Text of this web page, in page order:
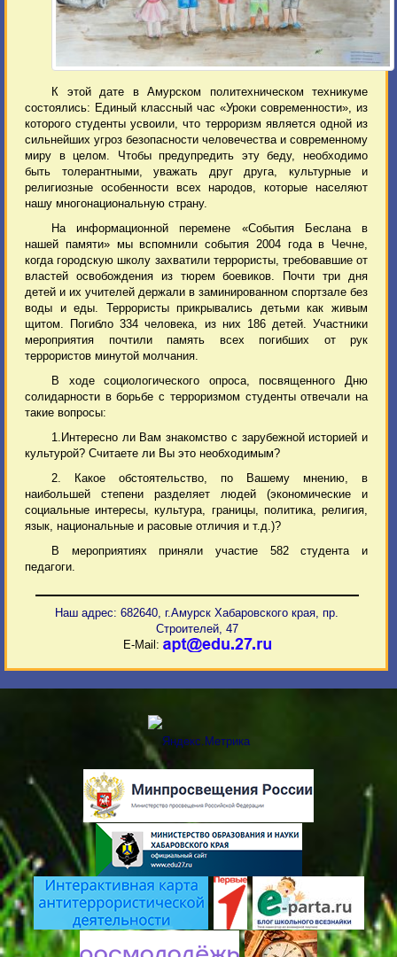
К этой дате в Амурском политехническом техникуме
состоялись: Единый классный час «Уроки современности», из
которого студенты усвоили, что терроризм является одной из
сильнейших угроз безопасности человечества и современному
миру в целом. Чтобы предупредить эту беду, необходимо
быть толерантными, уважать друг друга, культурные и
религиозные особенности всех народов, которые населяют
нашу многонациональную страну.
На информационной перемене «События Беслана в
нашей памяти» мы вспомнили события 2004 года в Чечне,
когда городскую школу захватили террористы, требовавшие от
властей освобождения из тюрем боевиков. Почти три дня
детей и их учителей держали в заминированном спортзале без
воды и еды. Террористы прикрывались детьми как живым
щитом. Погибло 334 человека, из них 186 детей. Участники
мероприятия почтили память всех погибших от рук
террористов минутой молчания.
В ходе социологического опроса, посвященного Дню
солидарности в борьбе с терроризмом студенты отвечали на
такие вопросы:
1.Интересно ли Вам знакомство с зарубежной историей и
культурой? Считаете ли Вы это необходимым?
2. Какое обстоятельство, по Вашему мнению, в
наибольшей степени разделяет людей (экономические и
социальные интересы, культура, границы, политика, религия,
язык, национальные и расовые отличия и т.д.)?
В мероприятиях приняли участие 582 студента и
педагоги.
Наш адрес: 682640, г.Амурск Хабаровского края, пр.
Строителей, 47
E-Mail: